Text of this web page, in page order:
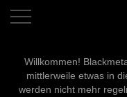
Home
Dates
Willkommen!
mittlerweile etwas in
werden nicht mehr